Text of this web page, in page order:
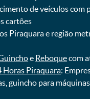
de veículos com
cartões
Piraquara e região
e Reboquecom
Horas Piraquara:
guincho para